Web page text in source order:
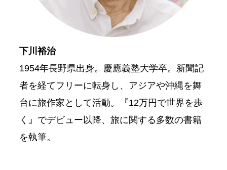
下川裕治
1954年長野県出身。慶應義塾大学卒。新聞記
者を経てフリーに転身し、アジアや沖縄を舞
台に旅作家として活動。『12万円で世界を歩
く』でデビュー以降、旅に関する多数の書籍
を執筆。